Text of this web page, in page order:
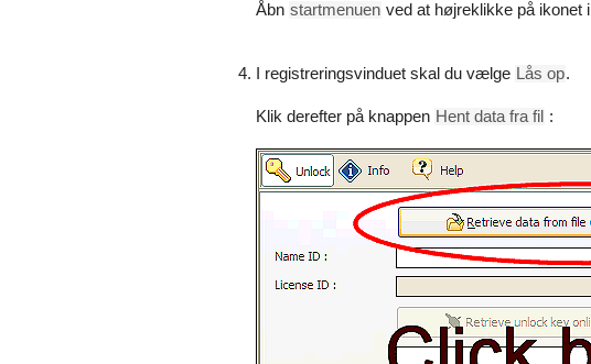
Åbn startmenuen ved at højreklikke på ikonet i
I registreringsvinduet skal du vælge Lås op.
Klik derefter på knappen Hent data fra fil :